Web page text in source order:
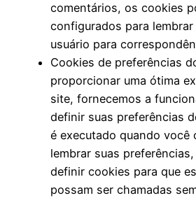
comentários, os cookies
configurados para
usuário para
Cookies de preferências
proporcionar uma ótima
site, fornecemos a
definir suas preferências
é executado quando você
lembrar suas
definir cookies para que
possam ser chamadas